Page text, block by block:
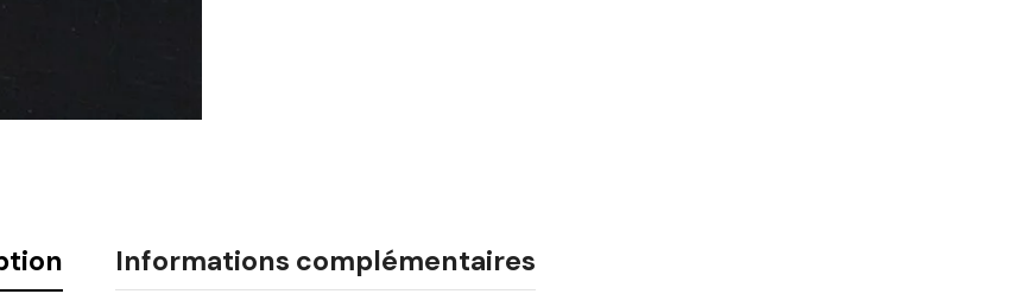
Informations complémentaires